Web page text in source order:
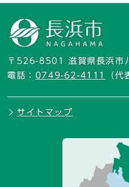
〒526-8501 滋賀県長浜市
電話： 0749-62-4111 （代
サイトマップ